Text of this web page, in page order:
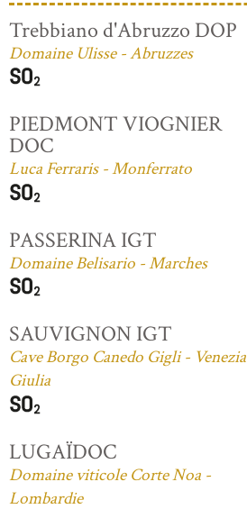
Trebbiano d'Abruzzo DOP
Domaine Ulisse - Abruzzes
PIEDMONT VIOGNIER
DOC
Luca Ferraris - Monferrato
PASSERINA IGT
Domaine Belisario - Marches
SAUVIGNON IGT
Cave Borgo Canedo Gigli - Venezia
Giulia
LUGAÏDOC
Domaine viticole Corte Noa -
Lombardie